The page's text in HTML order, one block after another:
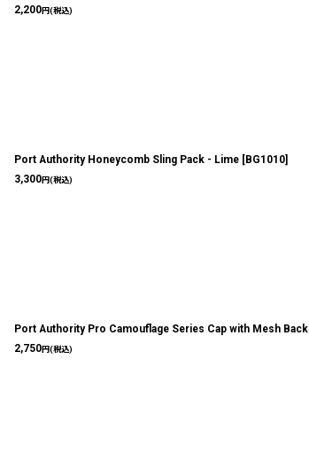
2,200円(税込)
Port Authority Honeycomb Sling Pack - Lime [BG1010]
3,300円(税込)
Port Authority Pro Camouflage Series Cap with Mesh Back
2,750円(税込)